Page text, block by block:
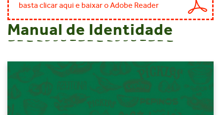
basta clicar aqui e baixar o Adobe Reader
Manual de Identidade